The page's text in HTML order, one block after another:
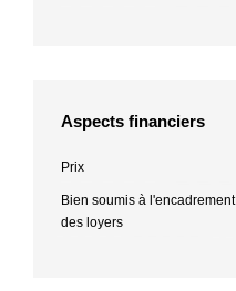
Aspects financiers
Prix
Bien soumis à l'encadrement
des loyers